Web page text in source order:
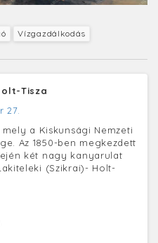
Vízgazdálkodás
Tisza
27.
a Kiskunsági Nemzeti
Az 1850-ben megkezdett
két nagy kanyarulat
(Szikrai)- Holt-